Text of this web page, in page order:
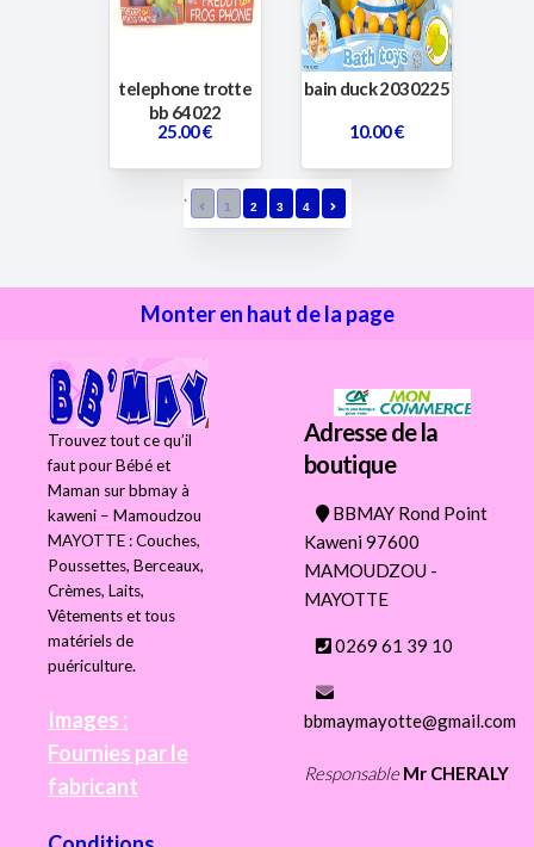
telephone trotte
bb 64022
25.00 €
bain duck 2030225
10.00 €
` 1 2 3 4
Monter en haut de la page
Trouvez tout ce qu’il
faut pour Bébé et
Maman sur bbmay à
kaweni – Mamoudzou
MAYOTTE : Couches,
Poussettes, Berceaux,
Crèmes, Laits,
Vêtements et tous
matériels de
puériculture.
Images :
Fournies par le
fabricant
Adresse de la
boutique
BBMAY Rond Point
Kaweni 97600
MAMOUDZOU -
MAYOTTE
0269 61 39 10
bbmaymayotte@gmail.com
Responsable Mr CHERALY